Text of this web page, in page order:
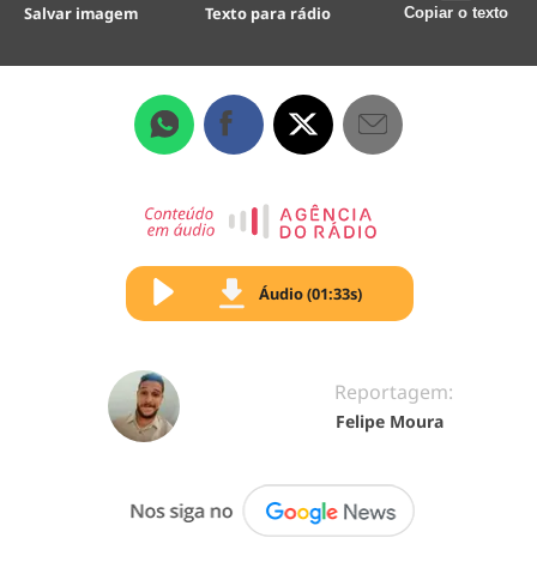
Salvar imagem Texto para rádio Copiar o texto
Áudio (01:33s)
Reportagem:
Felipe Moura